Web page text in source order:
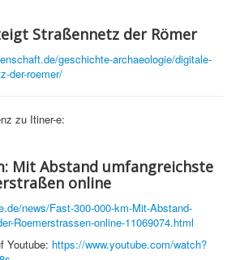
Straßennetz der Römer
geschichte-archaeologie/digitale-
der-roemer/
zu Itiner-e:
Mit Abstand umfangreichste
online
news/Fast-300-000-km-Mit-Abstand-
Roemerstrassen-online-11069074.html
Youtube: https://www.youtube.com/watch?